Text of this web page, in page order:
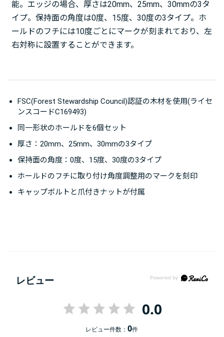
能。エッジの場合、厚さは20mm、25mm、30mmの3タ
イプ。保持面の角度は0度、15度、30度の3タイプ。ホ
ールドのフチには10度ごとにマークが刻まれており、左
右対称に設置することができます。
FSC(Forest Stewardship Council)認証の木材を使用(ライセ
ンスコードC169493)
同一形状のホールドを6個セット
厚さ：20mm、25mm、30mmの3タイプ
保持面の角度：0度、15度、30度の3タイプ
ホールドのフチに取り付け角度調整用のマークを刻印
キャップボルトと爪付きナットが付属
レビュー
0.0
レビュー件数：0件